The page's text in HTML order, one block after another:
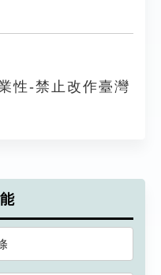
性-禁止改作臺灣